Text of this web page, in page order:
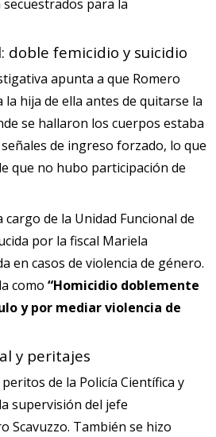
para la
doble femicidio y suicidio
apunta a que Romero
la hija de ella antes de quitarse la
se hallaron los cuerpos estaba
de ingreso forzado, lo que
que no hubo participación de
de la Unidad Funcional de
por la fiscal Mariela
en casos de violencia de género.
como “Homicidio doblemente
y por mediar violencia de
y peritajes
de la Policía Científica y
supervisión del jefe
Scavuzzo. También se hizo